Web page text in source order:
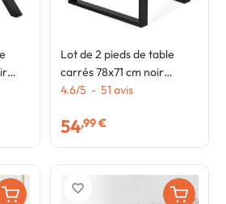
Lot de 2 pieds de table
carrés 78x71 cm noir
design industriel
4.6/5 - 51 avis
54,99 €
favorite_border